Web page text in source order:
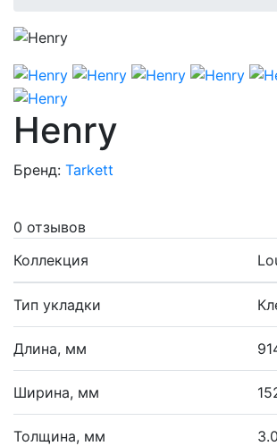
Henry
Бренд: Tarkett
0 отзывов
Коллекция
Тип укладки
Длина, мм
Ширина, мм
Толщина, мм 3.0